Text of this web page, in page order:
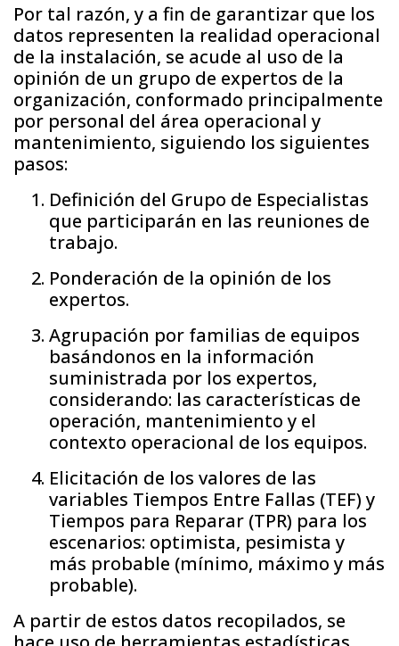
Por tal razón, y a fin de garantizar que los
datos representen la realidad operacional
de la instalación, se acude al uso de la
opinión de un grupo de expertos de la
organización, conformado principalmente
por personal del área operacional y
mantenimiento, siguiendo los siguientes
pasos:
Definición del Grupo de Especialistas
que participarán en las reuniones de
trabajo.
Ponderación de la opinión de los
expertos.
Agrupación por familias de equipos
basándonos en la información
suministrada por los expertos,
considerando: las características de
operación, mantenimiento y el
contexto operacional de los equipos.
Elicitación de los valores de las
variables Tiempos Entre Fallas (TEF) y
Tiempos para Reparar (TPR) para los
escenarios: optimista, pesimista y
más probable (mínimo, máximo y más
probable).
A partir de estos datos recopilados, se